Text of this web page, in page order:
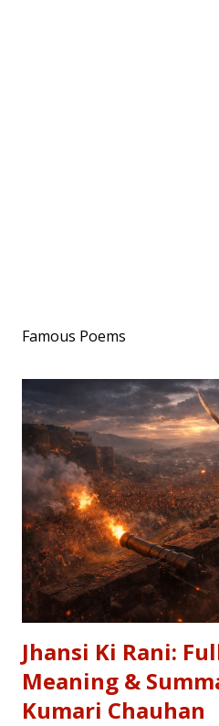
Famous Poems
Jhansi Ki Rani:
Meaning &
Kumari Chauhan